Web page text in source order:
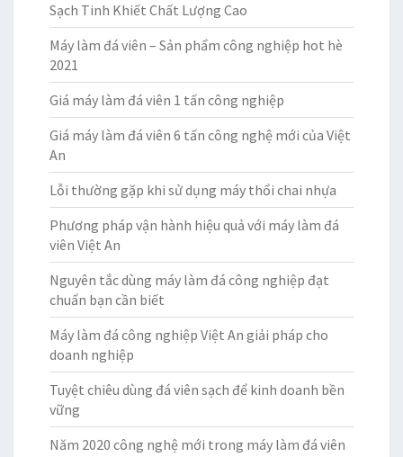
Sạch Tinh Khiết Chất Lượng Cao
Máy làm đá viên – Sản phẩm công nghiệp hot hè
2021
Giá máy làm đá viên 1 tấn công nghiệp
Giá máy làm đá viên 6 tấn công nghệ mới của Việt
An
Lỗi thường gặp khi sử dụng máy thổi chai nhựa
Phương pháp vận hành hiệu quả với máy làm đá
viên Việt An
Nguyên tắc dùng máy làm đá công nghiệp đạt
chuẩn bạn cần biết
Máy làm đá công nghiệp Việt An giải pháp cho
doanh nghiệp
Tuyệt chiêu dùng đá viên sạch để kinh doanh bền
vững
Năm 2020 công nghệ mới trong máy làm đá viên